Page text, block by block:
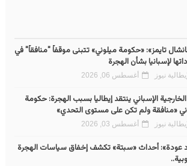
تايمز»: «حكومة ميلوني» تتبنى موقفاً "منافقاً" في
لإسبانيا بشأن الهجرة
نيوز أغسطس 06, 2026
الإسباني ينتقد إيطاليا بسبب الهجرة: حكومة
«منافقة ولم تكن على مستوى التحدي»
نيوز أغسطس 03, 2026
عودة»: أحداث «سبتة» تكشف إخفاق سياسات الهجرة